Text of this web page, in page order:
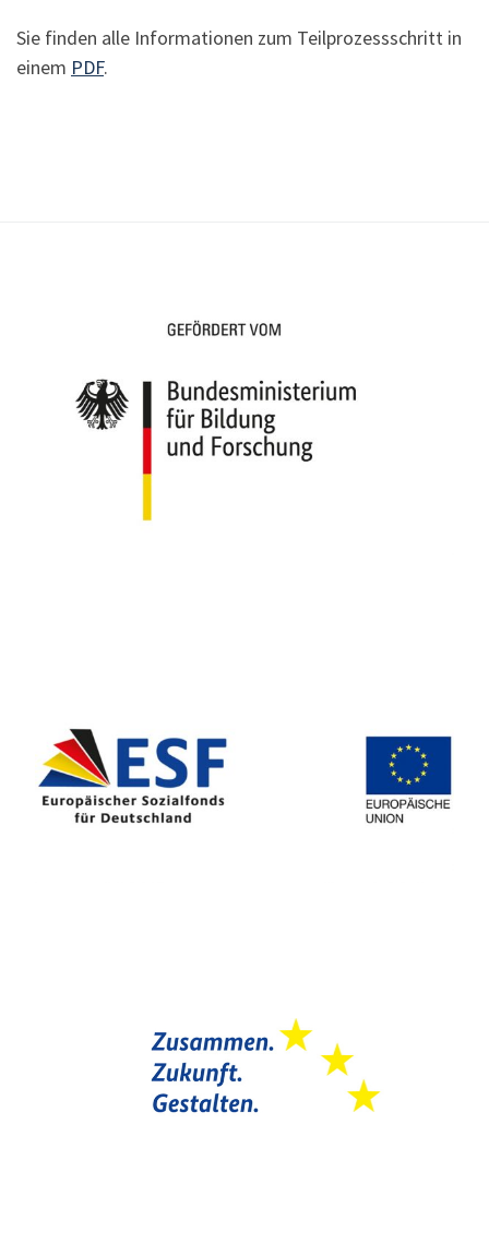
Sie finden alle Informationen zum Teilprozessschritt in
einem PDF.